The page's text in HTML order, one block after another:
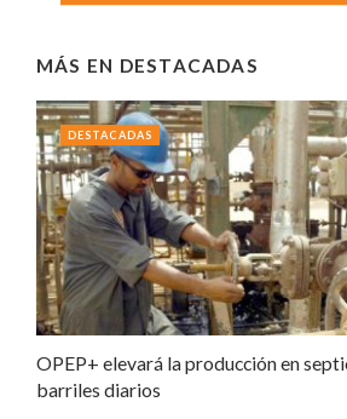
MÁS EN DESTACADAS
OPEP+ elevará la producción en
barriles diarios
DESTACADAS